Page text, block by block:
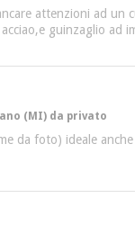
attenzioni ad un
guinzaglio ad
(MI) da privato
da foto) ideale